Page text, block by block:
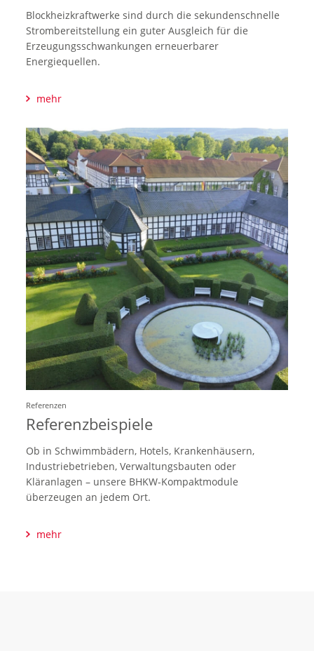
Blockheizkraftwerke sind durch die sekundenschnelle
Strombereitstellung ein guter Ausgleich für die
Erzeugungsschwankungen erneuerbarer
Energiequellen.
mehr
Referenzen
Referenzbeispiele
Ob in Schwimmbädern, Hotels, Krankenhäusern,
Industriebetrieben, Verwaltungsbauten oder
Kläranlagen – unsere BHKW-Kompaktmodule
überzeugen an jedem Ort.
mehr